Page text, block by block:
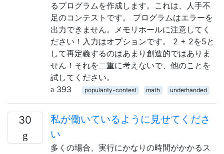
るプログラムを作成します。これは、人手不
足のコンテストです。 プログラムはエラーを
出力できません。メモリホールに注意してく
ださい！入力はオプションです。 2 + 2を5と
して再定義するのはあまり創造的ではありま
せん！それを二重に考えないで、他のことを
試してください。
393
popularity-contest math underhanded
30
私が働いているように見せてくださ
い
多くの場合、実行にかなりの時間がかかるス